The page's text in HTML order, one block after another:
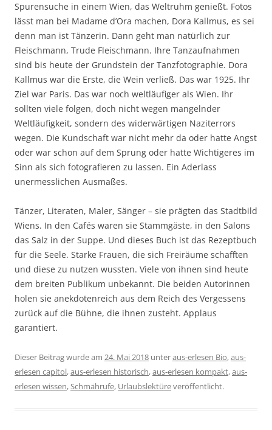
Spurensuche in einem Wien, das Weltruhm genießt. Fotos
lässt man bei Madame d’Ora machen, Dora Kallmus, es sei
denn man ist Tänzerin. Dann geht man natürlich zur
Fleischmann, Trude Fleischmann. Ihre Tanzaufnahmen
sind bis heute der Grundstein der Tanzfotographie. Dora
Kallmus war die Erste, die Wein verließ. Das war 1925. Ihr
Ziel war Paris. Das war noch weltläufiger als Wien. Ihr
sollten viele folgen, doch nicht wegen mangelnder
Weltläufigkeit, sondern des widerwärtigen Naziterrors
wegen. Die Kundschaft war nicht mehr da oder hatte Angst
oder war schon auf dem Sprung oder hatte Wichtigeres im
Sinn als sich fotografieren zu lassen. Ein Aderlass
unermesslichen Ausmaßes.
Tänzer, Literaten, Maler, Sänger – sie prägten das Stadtbild
Wiens. In den Cafés waren sie Stammgäste, in den Salons
das Salz in der Suppe. Und dieses Buch ist das Rezeptbuch
für die Seele. Starke Frauen, die sich Freiräume schafften
und diese zu nutzen wussten. Viele von ihnen sind heute
dem breiten Publikum unbekannt. Die beiden Autorinnen
holen sie anekdotenreich aus dem Reich des Vergessens
zurück auf die Bühne, die ihnen zusteht. Applaus
garantiert.
Dieser Beitrag wurde am 24. Mai 2018 unteraus-erlesen Bio,aus-
erlesen capitol,aus-erlesen historisch,aus-erlesen kompakt,aus-
erlesen wissen,Schmährufe, Urlaubslektüreveröffentlicht.